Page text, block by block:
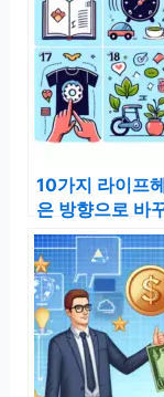
10가지 라이프
은 방향으로 바